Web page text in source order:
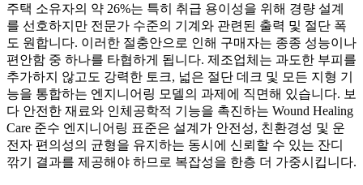
주택 소유자의 약 26%는 특히 취급 용이성을 위해 경량 설계
를 선호하지만 전문가 수준의 기계와 관련된 출력 및 절단 폭
도 원합니다. 이러한 절충안으로 인해 구매자는 종종 성능이나
편안함 중 하나를 타협하게 됩니다. 제조업체는 과도한 부피를
추가하지 않고도 강력한 토크, 넓은 절단 데크 및 모든 지형 기
능을 통합하는 엔지니어링 모델의 과제에 직면해 있습니다. 보
다 안전한 재료와 인체공학적 기능을 촉진하는 Wound Healing
Care 준수 엔지니어링 표준은 설계가 안전성, 친환경성 및 운
전자 편의성의 균형을 유지하는 동시에 신뢰할 수 있는 잔디
깎기 결과를 제공해야 하므로 복잡성을 한층 더 가중시킵니다.